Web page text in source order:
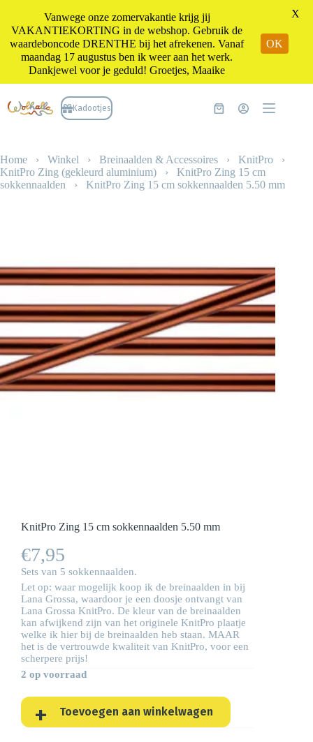
naar
de
Kadootjes Winkelwagen
Home › Winkel › Breinaalden & Accessoires › KnitPro ›
KnitPro Zing (gekleurd aluminium) › KnitPro Zing 15 cm
sokkennaalden › KnitPro Zing 15 cm sokkennaalden 5.50 mm
KnitPro Zing 15 cm sokkennaalden 5.50 mm
€7,95
Sets van 5 sokkennaalden.
Let op: waar mogelijk koop ik de breinaalden in bij
Lana Grossa, waardoor je een doosje ontvangt van
Lana Grossa KnitPro. De kleur van de breinaalden
kan afwijkend zijn van het originele KnitPro plaatje
welke ik hier bij de breinaalden heb staan. MAAR
het is de vertrouwde kwaliteit van KnitPro, voor een
scherpere prijs!
2 op voorraad
Toevoegen aan winkelwagen
Vanwege onze zomervakantie krijg jij
VAKANTIEKORTING in de webshop. Gebruik de
waardeboncode DRENTHE bij het afrekenen. Vanaf
maandag 17 augustus ben ik weer aan het werk.
Dankjewel voor je geduld! Groetjes, Maaike
OK
X